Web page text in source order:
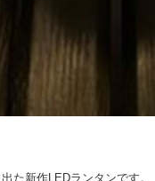
た新作LEDランタンです。